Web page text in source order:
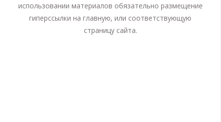
использовании материалов обязательно размещение
гиперссылки на главную, или соответствующую
страницу сайта.